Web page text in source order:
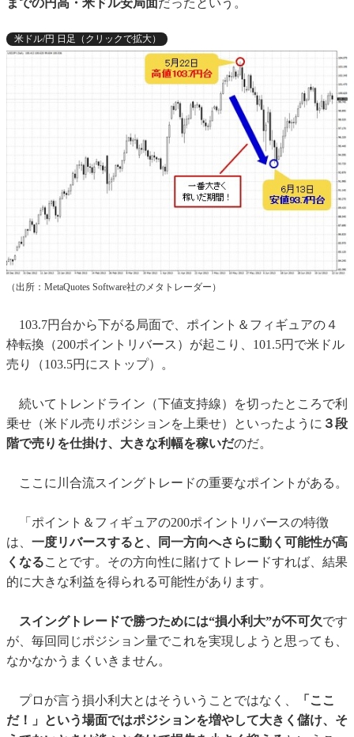
米ドル/円 日足（クリックで拡大）
（出所：MetaQuotes Software社のメタトレーダー）
103.7円台から下がる局面で、ポイント＆フィギュアの４
枠転換（200ポイントリバース）が起こり、101.5円で米ドル
売り（103.5円にストップ）。
続いてトレンドライン（下値支持線）を切ったところで利
乗せ（米ドル売りポジションを上乗せ）といったように ３段
階で売りを仕掛け、大きな利幅を稼いだのだ。
ここに川合流スイングトレードの重要なポイントがある。
「ポイント＆フィギュアの200ポイントリバースの特徴
は、 一度リバースすると、同一方向へさらに動く可能性が高
くなることです。その方向性に賭けてトレードすれば、結果
的に大きな利益を得られる可能性があります。
スイングトレードで勝つためには“損小利大”が不可欠です
が、毎回同じポジション量でこれを実現しようと思っても、
なかなかうまくいきません。
プロが言う損小利大とはそういうことではなく、
「ここ
だ！」という場面ではポジションを増やして大きく儲け、そ